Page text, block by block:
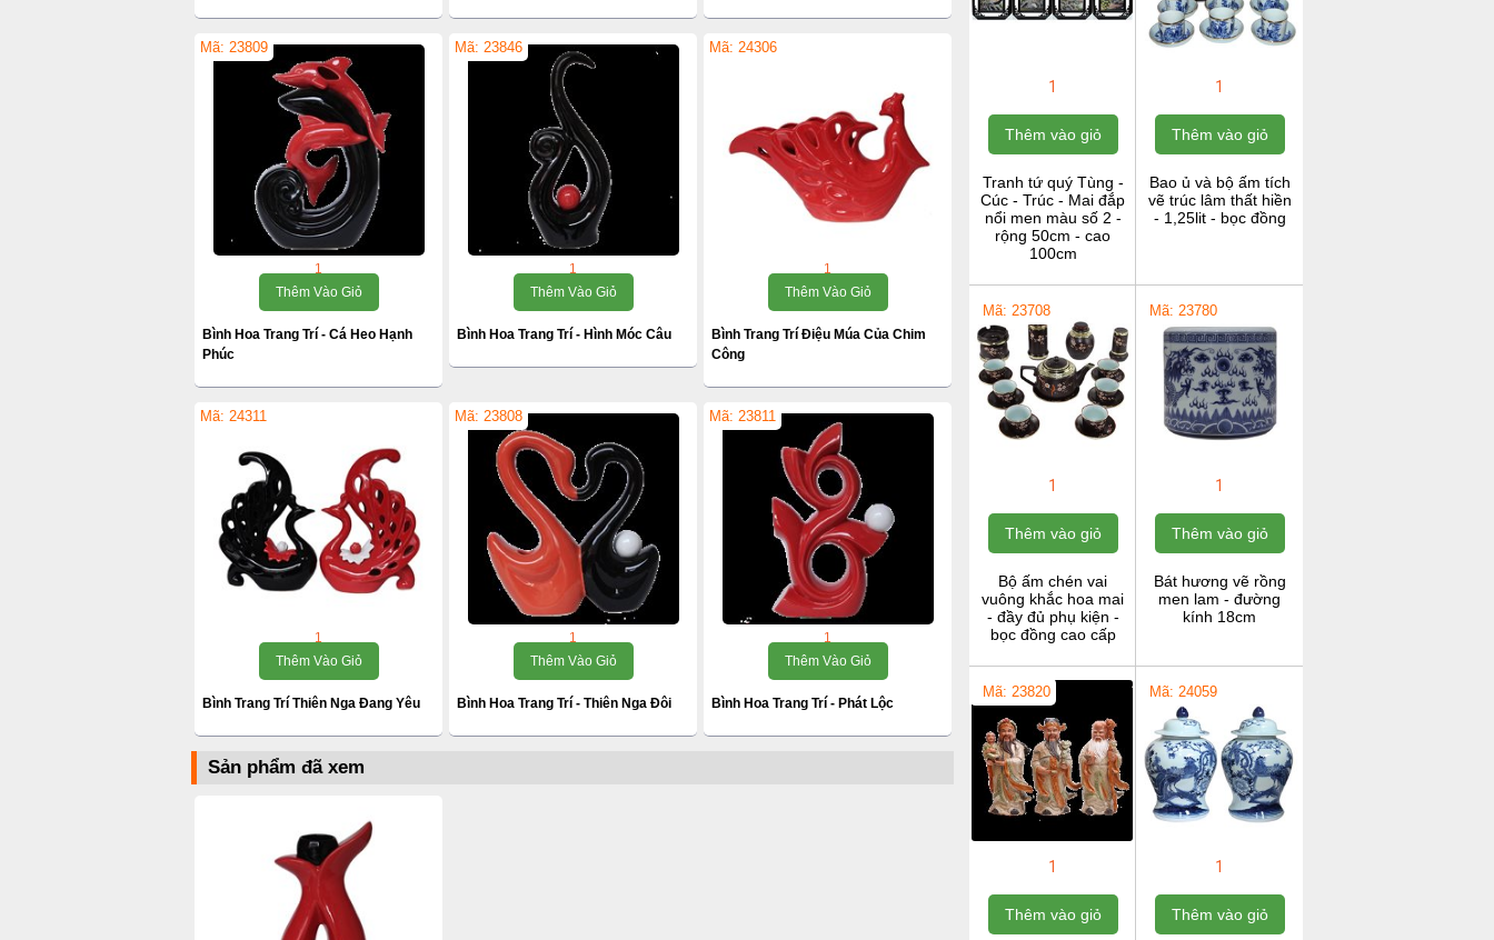
Mã: 23809
1
Thêm Vào Giỏ
Bình Hoa Trang Trí - Cá Heo Hạnh
Phúc
Mã: 23846
1
Thêm Vào Giỏ
Bình Hoa Trang Trí - Hình Móc Câu
Mã: 24306
1
Thêm Vào Giỏ
Bình Trang Trí Điệu Múa Của Chim
Công
Mã: 24311
1
Thêm Vào Giỏ
Bình Trang Trí Thiên Nga Đang Yêu
Mã: 23808
1
Thêm Vào Giỏ
Bình Hoa Trang Trí - Thiên Nga Đôi
Mã: 23811
1
Thêm Vào Giỏ
Bình Hoa Trang Trí - Phát Lộc
Sản phẩm đã xem
1
Thêm vào giỏ
Tranh tứ quý Tùng -
Cúc - Trúc - Mai đắp
nổi men màu số 2 -
rộng 50cm - cao
100cm
1
Thêm vào giỏ
Bao ủ và bộ ấm tích
vẽ trúc lâm thất hiền
- 1,25lit - bọc đồng
Mã: 23708
1
Thêm vào giỏ
Bộ ấm chén vai
vuông khắc hoa mai
- đầy đủ phụ kiện -
bọc đồng cao cấp
Mã: 23780
1
Thêm vào giỏ
Bát hương vẽ rồng
men lam - đường
kính 18cm
Mã: 23820
1
Thêm vào giỏ
Mã: 24059
1
Thêm vào giỏ